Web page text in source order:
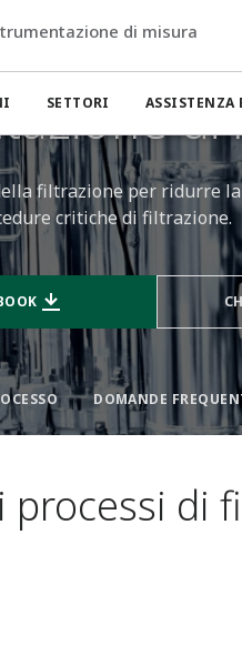
di misura
SETTORI ASSISTENZA
di
filtrazione per ridurre
critiche di filtrazione.
DOMANDE
processi di